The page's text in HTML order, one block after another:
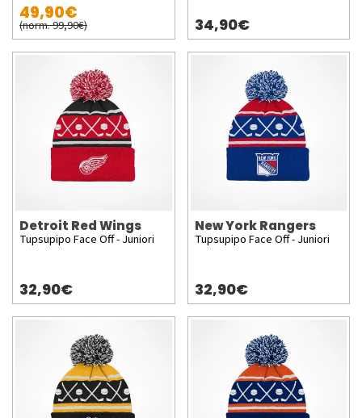
49,90€
(norm. 99,90€) 34,90€
Detroit Red Wings
Tupsupipo Face Off - Juniori
32,90€
New York Rangers
Tupsupipo Face Off - Juniori
32,90€